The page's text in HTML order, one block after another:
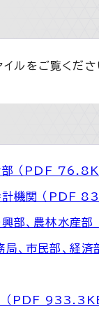
ルをご覧くださ
部 （PDF
計機関 （PDF
興部、農林水産
、市民部、経
（PDF